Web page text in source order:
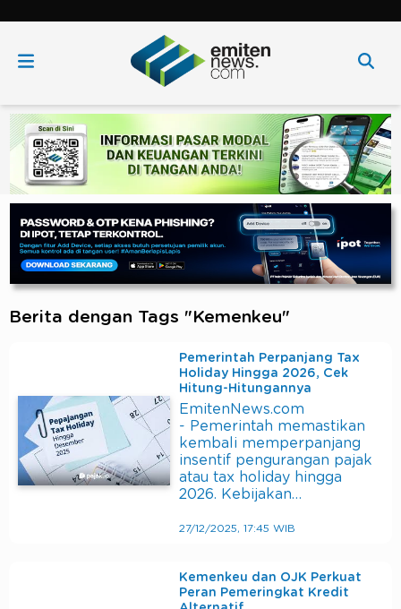
Berita dengan Tags "Kemenkeu"
Pemerintah Perpanjang Tax
Holiday Hingga 2026, Cek
Hitung-Hitungannya
EmitenNews.com
- Pemerintah memastikan
kembali memperpanjang
insentif pengurangan pajak
atau tax holiday hingga
2026. Kebijakan…
27/12/2025, 17:45 WIB
Kemenkeu dan OJK Perkuat
Peran Pemeringkat Kredit